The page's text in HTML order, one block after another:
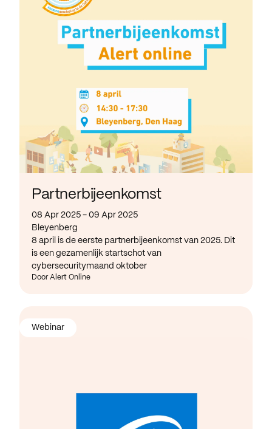
Partnerbijeenkomst
08 Apr 2025 - 09 Apr 2025
Bleyenberg
8 april is de eerste partnerbijeenkomst van 2025. Dit
is een gezamenlijk startschot van
cybersecuritymaand oktober
Door Alert Online
Webinar